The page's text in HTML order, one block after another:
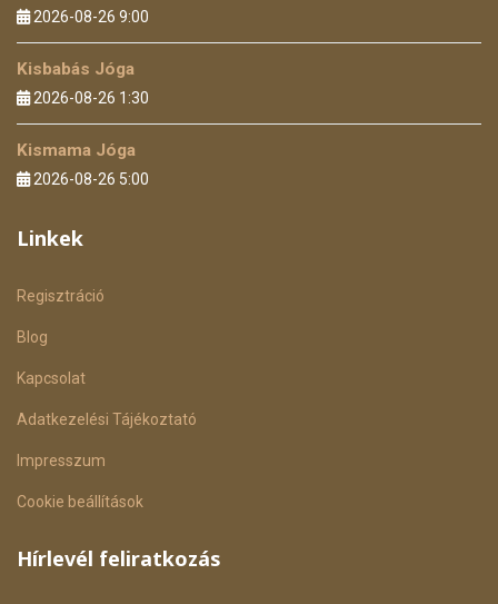
2026-08-26 9:00
Kisbabás Jóga
2026-08-26 1:30
Kismama Jóga
2026-08-26 5:00
Linkek
Regisztráció
Blog
Kapcsolat
Adatkezelési Tájékoztató
Impresszum
Cookie beállítások
Hírlevél feliratkozás